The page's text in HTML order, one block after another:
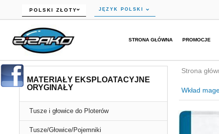
currency_h
POLSKI ZŁOTY JĘZYK POLSKI
STRONA GŁÓWNA PROMOCJE
MATERIAŁY EKSPLOATACYJNE
ORYGINAŁY
Tusze i głowice do Ploterów
Tusze/Głowice/Pojemniki
Strona
Wkład